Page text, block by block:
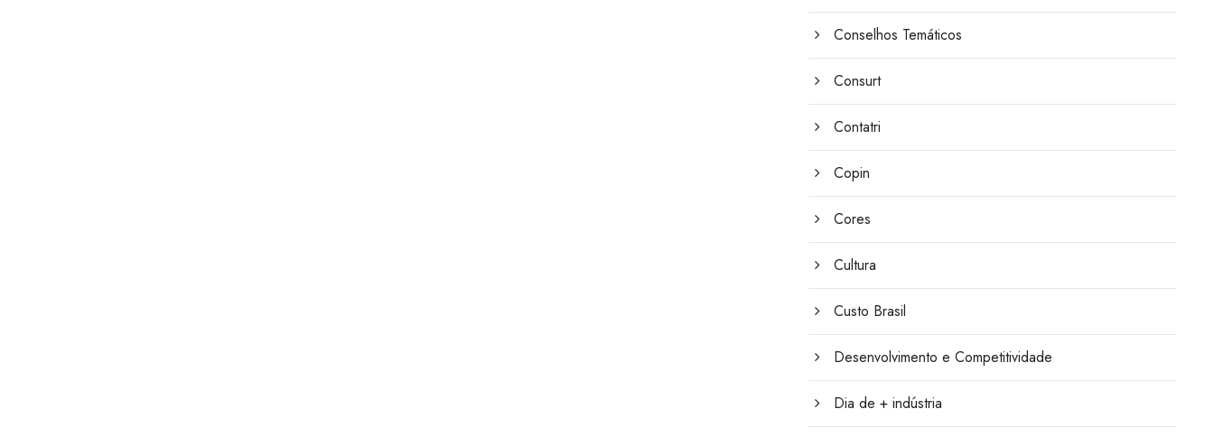
Conselhos Temáticos
Consurt
Contatri
Copin
Cores
Cultura
Custo Brasil
Desenvolvimento e Competitividade
Dia de + indústria